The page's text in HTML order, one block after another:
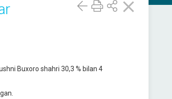
Buxoro shahri 30,3 % bilan 4